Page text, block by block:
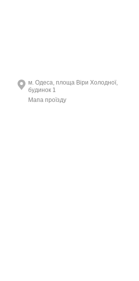
м. Одеса, площа Віри Холодної,
будинок 1
Мапа проїзду